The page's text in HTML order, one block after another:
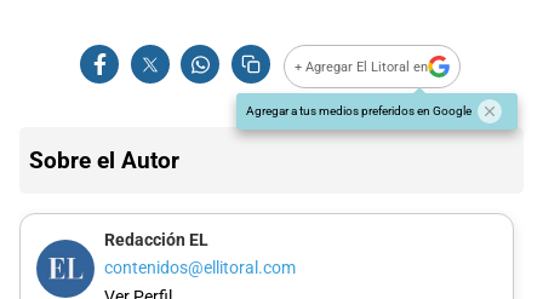
+ Agregar El Litoral en
Agregar a tus medios preferidos en Google
Sobre el Autor
Redacción EL
contenidos@ellitoral.com